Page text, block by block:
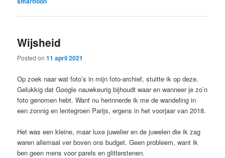
Wijsheid
Posted on11 april 2021
Op zoek naar wat foto’s in mijn foto-archief, stuitte ik op deze.
Gelukkig dat Google nauwkeurig bijhoudt waar en wanneer je zo’n
foto genomen hebt. Want nu herinnerde ik me de wandeling in
een zonnig en lentegroen Parijs, ergens in het voorjaar van 2018.
Het was een kleine, maar luxe juwelier en de juwelen die ik zag
waren allemaal ver boven ons budget. Geen probleem, want ik
ben geen mens voor parels en glitterstenen.